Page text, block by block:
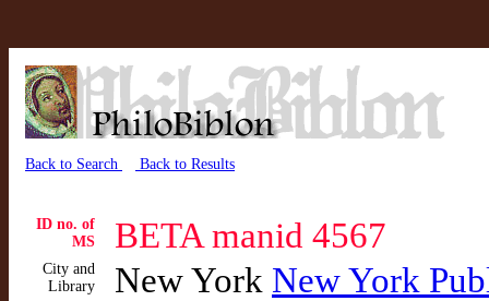
Back to Search Back to Results
ID no. of
MS
BETA manid 4567
City and
Library
New York New York